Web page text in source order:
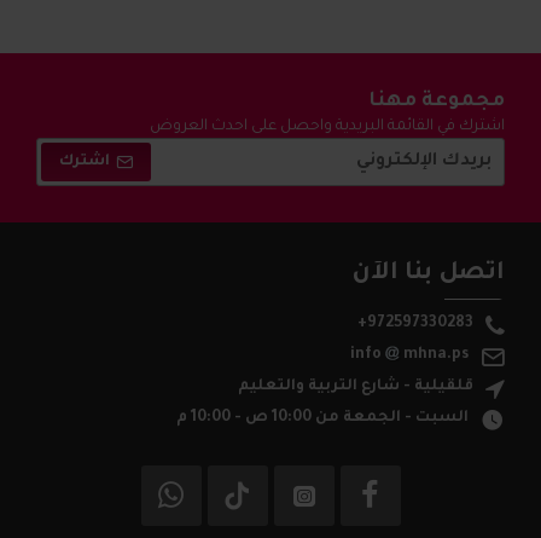
مجموعة مهنا
اشترك في القائمة البريدية واحصل على احدث العروض
والتخفيضات !
اشترك
اتصل بنا الآن
+972597330283
info
mhna.ps
قلقيلية - شارع التربية والتعليم
السبت - الجمعة من 10:00 ص - 10:00 م